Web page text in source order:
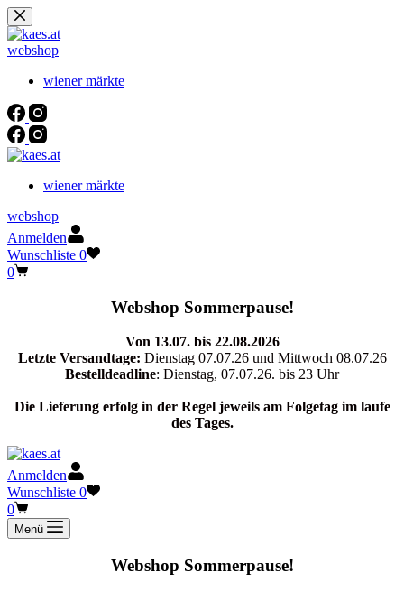
Zum
Inhalt
springen
webshop
wiener märkte
wiener märkte
webshop
Anmelden
Wunschliste 0
Warenkorb
0
Webshop Sommerpause!
Von 13.07. bis 22.08.2026
Letzte Versandtage: Dienstag 07.07.26 und Mittwoch 08.07.26
Bestelldeadline: Dienstag, 07.07.26. bis 23 Uhr
Die Lieferung erfolg in der Regel jeweils am Folgetag im laufe
des Tages.
Anmelden
Wunschliste 0
Warenkorb
0
Menü
Webshop Sommerpause!